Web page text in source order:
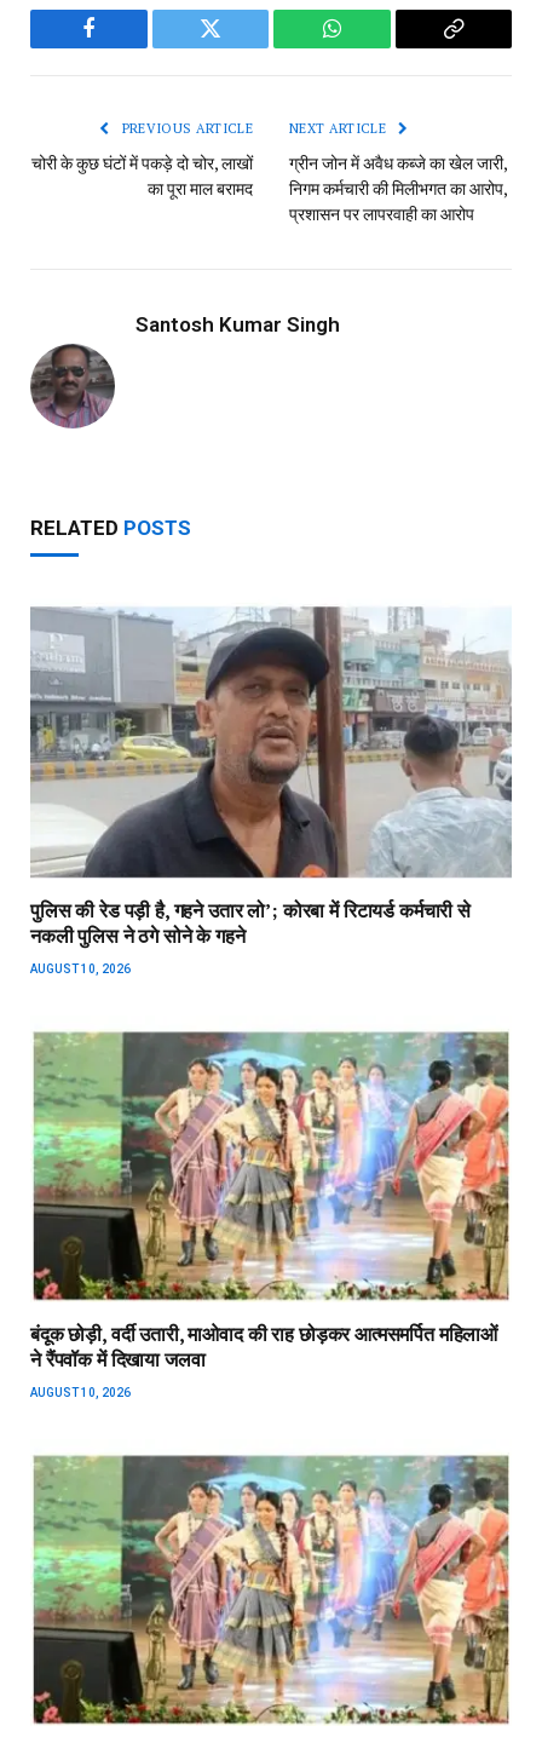
Facebook Twitter WhatsApp
Copy
PREVIOUS ARTICLE
चोरी के कुछ घंटों में पकड़े दो चोर, लाखों
का पूरा माल बरामद
NEXT ARTICLE
ग्रीन जोन में अवैध कब्जे का खेल जारी,
निगम कर्मचारी की मिलीभगत का आरोप,
प्रशासन पर लापरवाही का आरोप
Santosh Kumar Singh
RELATED POSTS
पुलिस की रेड पड़ी है, गहने उतार लो’; कोरबा में रिटायर्ड कर्मचारी से
नकली पुलिस ने ठगे सोने के गहने
AUGUST 10, 2026
बंदूक छोड़ी, वर्दी उतारी, माओवाद की राह छोड़कर आत्मसमर्पित महिलाओं
ने रैंपवॉक में दिखाया जलवा
AUGUST 10, 2026